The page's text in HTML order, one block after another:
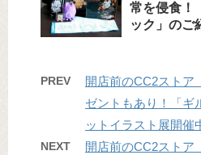
常を侵食！
ック」のご
PREV
開店前のCC2ストア
ゼントもあり！「ギ
ットイラスト展開催
NEXT
開店前のCC2ストア